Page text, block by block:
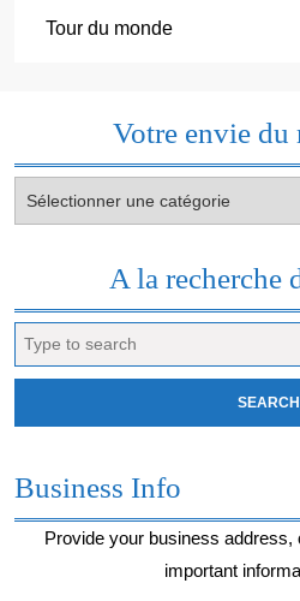
Tour du monde
Votre envie
envie
A la recherche
for:
Business Info
Provide your business address,
important